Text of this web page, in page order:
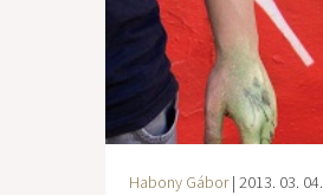
Habony Gábor| 2013. 03. 04.